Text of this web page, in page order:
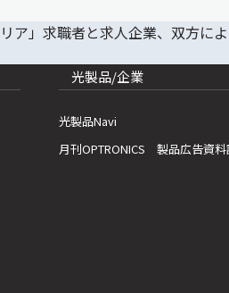
光製品/企業
光製品Navi
月刊OPTRONICS 製品広告資料